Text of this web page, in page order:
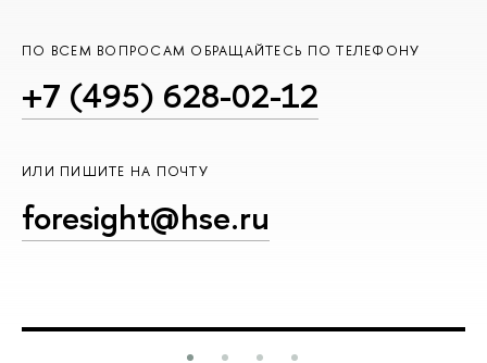
ПО ВСЕМ ВОПРОСАМ ОБРАЩАЙТЕСЬ ПО ТЕЛЕФОНУ
+7 (495) 628-02-12
ИЛИ ПИШИТЕ НА ПОЧТУ
foresight@hse.ru